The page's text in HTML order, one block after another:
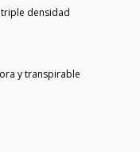
densidad
y transpirable